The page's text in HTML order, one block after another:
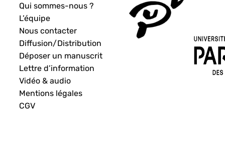
Qui sommes-nous ?
L’équipe
Nous contacter
Diffusion/Distribution
Déposer un manuscrit
Lettre d’information
Vidéo & audio
Mentions légales
CGV